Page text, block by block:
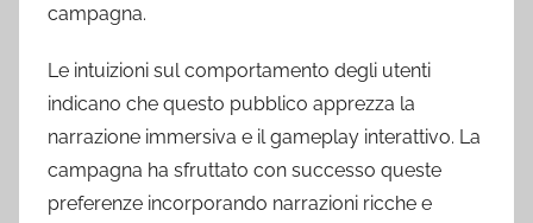
campagna.
Le intuizioni sul comportamento degli utenti
indicano che questo pubblico apprezza la
narrazione immersiva e il gameplay interattivo. La
campagna ha sfruttato con successo queste
preferenze incorporando narrazioni ricche e